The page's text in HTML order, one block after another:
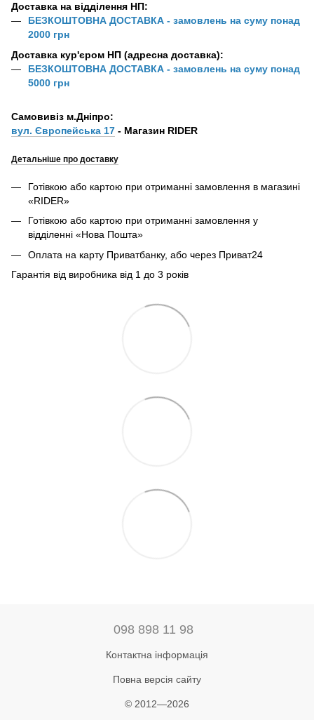
Доставка на відділення НП:
БЕЗКОШТОВНА ДОСТАВКА - замовлень на суму понад
2000 грн
Доставка кур'єром НП (адресна доставка):
БЕЗКОШТОВНА ДОСТАВКА - замовлень на суму понад
5000 грн
Самовивіз м.Дніпро:
вул. Європейська 17 - Магазин RIDER
Детальніше про доставку
Готівкою або картою при отриманні замовлення в магазині
«RIDER»
Готівкою або картою при отриманні замовлення у
відділенні «Нова Пошта»
Оплата на карту Приватбанку, або через Приват24
Гарантія від виробника від 1 до 3 років
098 898 11 98
Контактна інформація
Повна версія сайту
© 2012—2026